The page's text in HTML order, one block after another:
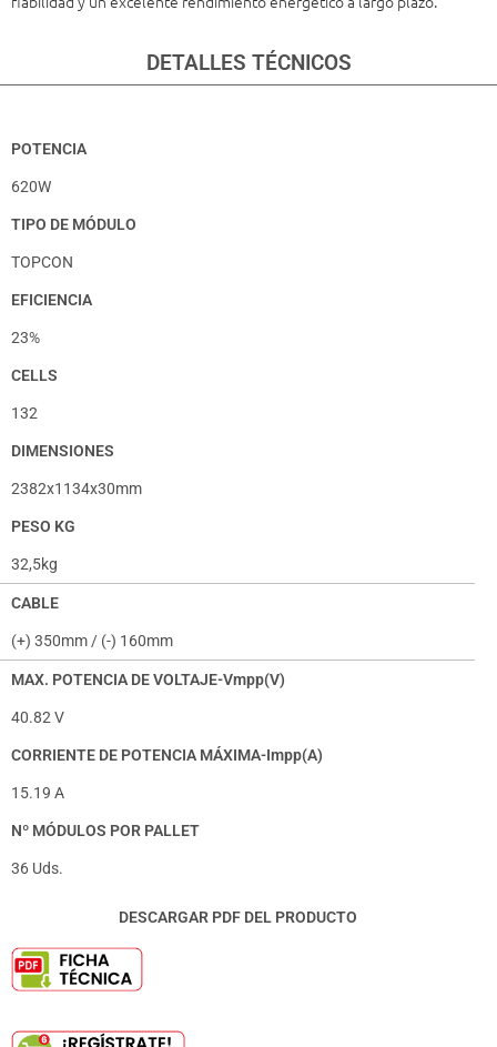
DETALLES TÉCNICOS
POTENCIA
620W
TIPO DE MÓDULO
TOPCON
EFICIENCIA
23%
CELLS
132
DIMENSIONES
2382x1134x30mm
PESO KG
32,5kg
CABLE
(+) 350mm / (-) 160mm
MAX. POTENCIA DE VOLTAJE-Vmpp(V)
40.82 V
CORRIENTE DE POTENCIA MÁXIMA-Impp(A)
15.19 A
Nº MÓDULOS POR PALLET
36 Uds.
DESCARGAR PDF DEL PRODUCTO